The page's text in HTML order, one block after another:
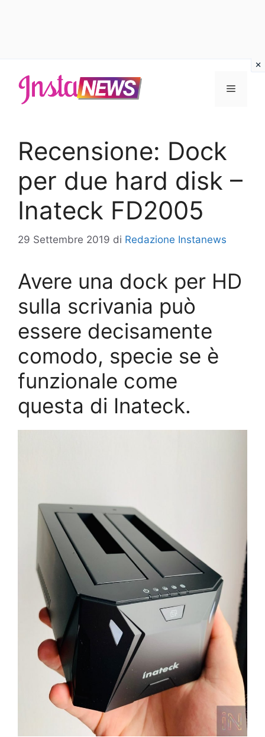
contenuto
Menu
Recensione: Dock
per due hard disk –
Inateck FD2005
29 Settembre 2019 di Redazione Instanews
Avere una dock per HD
sulla scrivania può
essere decisamente
comodo, specie se è
funzionale come
questa di Inateck.